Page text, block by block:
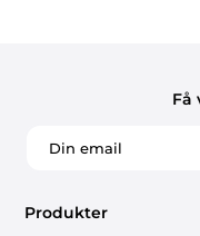
Produkter
Få